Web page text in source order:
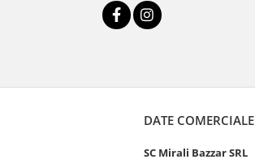
DATE COMERCIALE
SC Mirali Bazzar SRL